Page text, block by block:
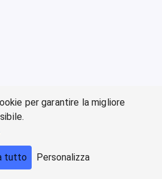
per garantire la migliore
tutto Personalizza